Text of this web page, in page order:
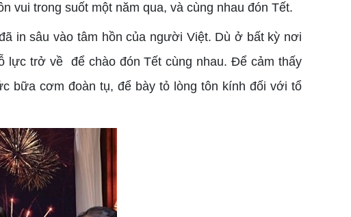
vui trong suốt một năm qua, và cùng nhau đón Tết.
in sâu vào tâm hồn của người Việt. Dù ở bất kỳ nơi
lực trở về để chào đón Tết cùng nhau. Để cảm thấy
bữa cơm đoàn tụ, để bày tỏ lòng tôn kính đối với tổ